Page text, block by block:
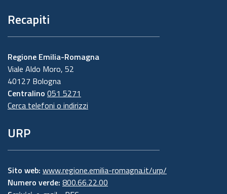
Recapiti
Regione Emilia-Romagna
Viale Aldo Moro, 52
40127 Bologna
Centralino 051 5271
Cerca telefoni o indirizzi
URP
Sito web: www.regione.emilia-romagna.it/urp/
Numero verde: 800.66.22.00